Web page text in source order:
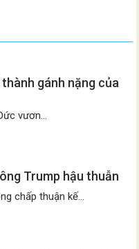
gánh nặng của
vươn...
Trump hậu thuẫn
chấp thuận kế...